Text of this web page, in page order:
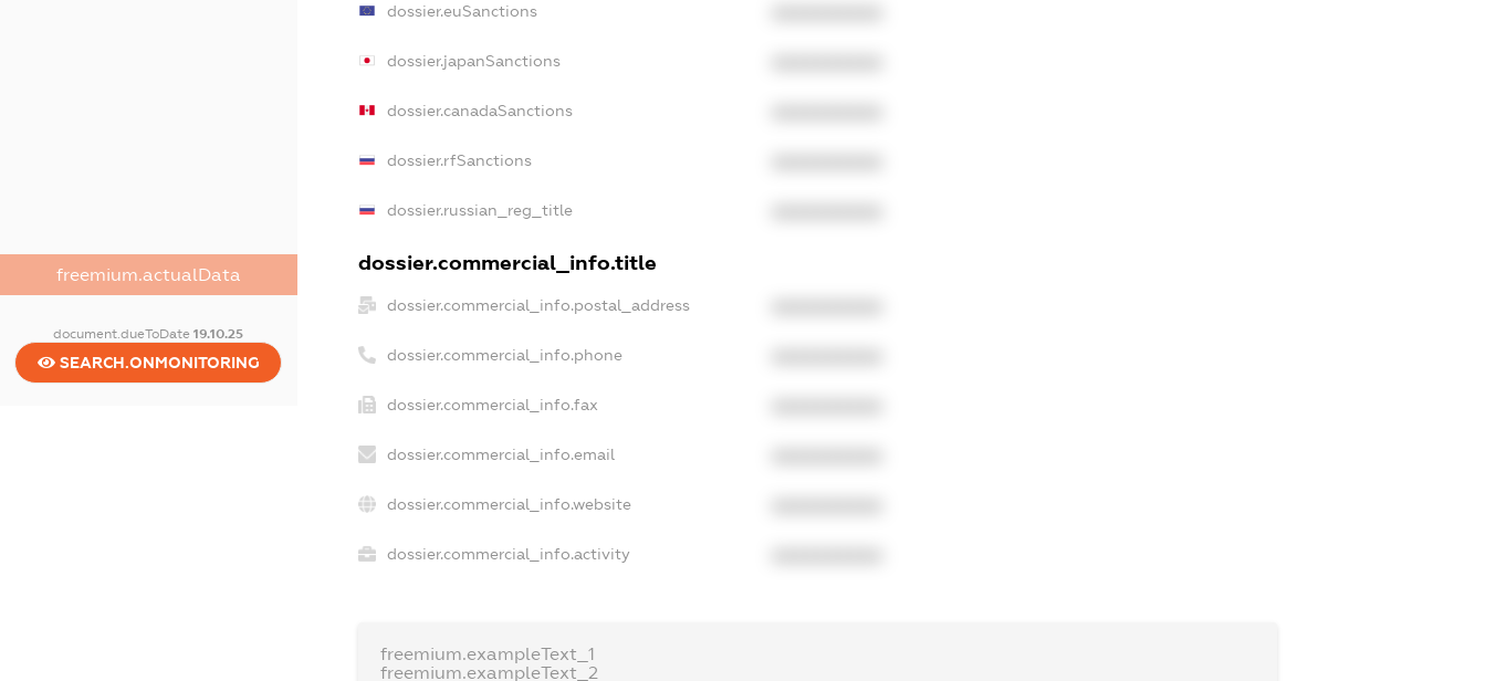
freemium.actualData
document.dueToDate19.10.25
SEARCH.ONMONITORING
dossier.euSanctions
dossier.japanSanctions
dossier.canadaSanctions
dossier.rfSanctions
dossier.russian_reg_title
dossier.commercial_info.title
dossier.commercial_info.postal_address
dossier.commercial_info.phone
dossier.commercial_info.fax
dossier.commercial_info.email
dossier.commercial_info.website
dossier.commercial_info.activity
freemium.exampleText_1
freemium.exampleText_2